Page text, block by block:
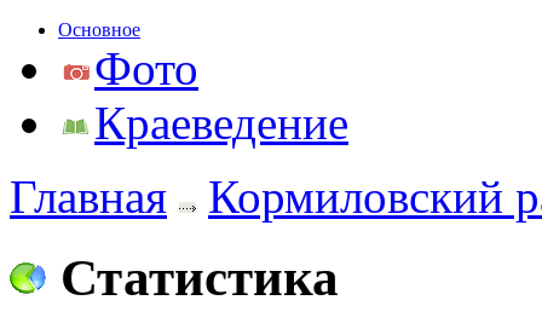
Основное
Фото
Краеведение
Главная
Кормиловский
Статистика